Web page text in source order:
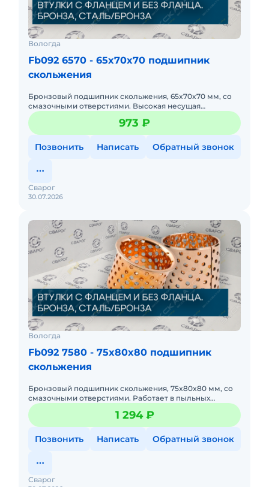
Вологда
Fb092 6570 - 65x70x70 подшипник
скольжения
Бронзовый подшипник скольжения, 65x70x70 мм, со
смазочными отверстиями. Высокая несущая
способность при осевых нагрузках. Для тяжелых
шарнирных соединений.973 ₽
Позвонить Написать Обратный звонок
30.07.2026
Сварог
Вологда
Fb092 7580 - 75x80x80 подшипник
скольжения
Бронзовый подшипник скольжения, 75x80x80 мм, со
смазочными отверстиями. Работает в пыльных
условиях (асфальтоукладчики, фрезы), устойчив к
задирам.
1 294 ₽
Позвонить Написать Обратный звонок
Сварог